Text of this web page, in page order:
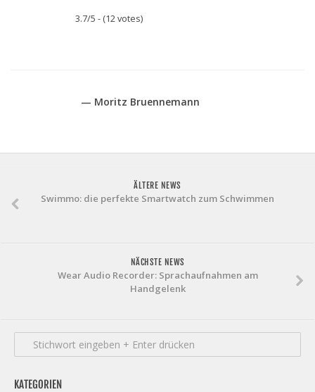
3.7/5 - (12 votes)
— Moritz Bruennemann
ÄLTERE NEWS
Swimmo: die perfekte Smartwatch zum Schwimmen
NÄCHSTE NEWS
Wear Audio Recorder: Sprachaufnahmen am
Handgelenk
KATEGORIEN